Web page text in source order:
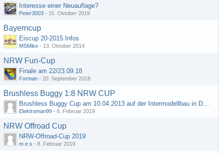
Interesse einer Neuauflage?
Peter3003 - 15. Oktober 2019
Bayerncup
Eiscup 20-2015 Infos
MSMike - 13. Oktober 2014
NRW Fun-Cup
Finale am 22/23.09.18
Forman - 20. September 2018
Brushless Buggy 1:8 NRW CUP
Brushless Buggy Cup am 10.04.2013 auf der Intermodellbau in Dortmund
Elektroman99 - 8. Februar 2019
NRW Offroad Cup
NRW-Offroad-Cup 2019
m e s - 8. Februar 2019